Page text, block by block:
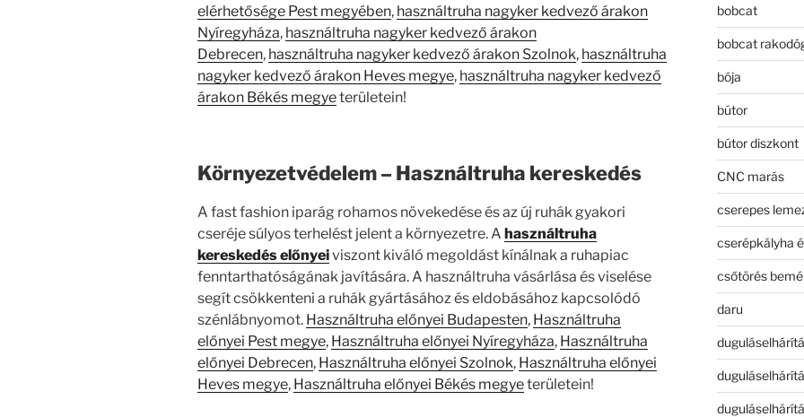
elérhetősége Pest megyében, használtruha nagyker kedvező árakon
Nyíregyháza, használtruha nagyker kedvező árakon
Debrecen, használtruha nagyker kedvező árakon Szolnok, használtruha
nagyker kedvező árakon Heves megye, használtruha nagyker kedvező
árakon Békés megyeterületein!
Környezetvédelem – Használtruha kereskedés
A fast fashion iparág rohamos növekedése és az új ruhák gyakori
cseréje súlyos terhelést jelent a környezetre. A használtruha
kereskedés előnyeiviszont kiváló megoldást kínálnak a ruhapiac
fenntarthatóságának javítására. A használtruha vásárlása és viselése
segít csökkenteni a ruhák gyártásához és eldobásához kapcsolódó
szénlábnyomot. Használtruha előnyei Budapesten, Használtruha
előnyei Pest megye, Használtruha előnyei Nyíregyháza, Használtruha
előnyei Debrecen, Használtruha előnyei Szolnok, Használtruha előnyei
Heves megye, Használtruha előnyei Békés megyeterületein!
bobcat
bobcat
bója
bútor
bútor diszkont
CNC marás
cserepes
cserépkályha
csőtörés
daru